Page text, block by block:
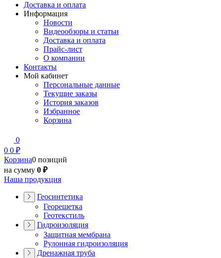
Доставка и оплата
Информация
Новости
Видеообзоры и статьи
Доставка и оплата
Прайс-лист
О компании
Контакты
Мой кабинет
Персональные данные
Текущие заказы
История заказов
Избранное
Корзина
0
0 0 ₽
Корзина0 позиций
на сумму 0 ₽
Наша продукция
Геосинтетика
Георешетка
Геотекстиль
Гидроизоляция
Защитная мембрана
Рулонная гидроизоляция
Дренажная труба